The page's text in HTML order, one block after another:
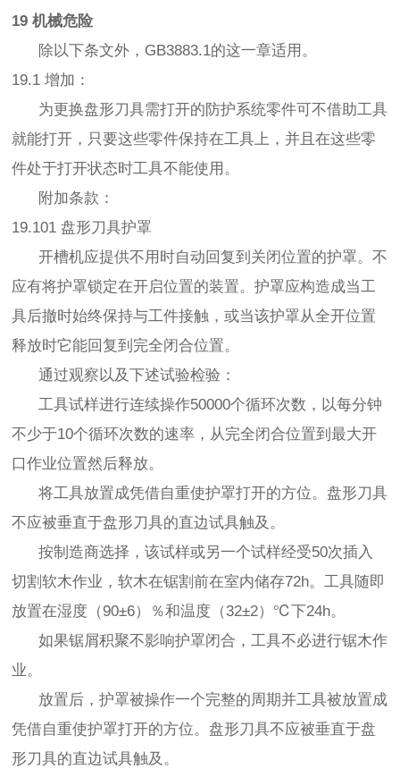
19 机械危险
除以下条文外，GB3883.1的这一章适用。
19.1 增加：
为更换盘形刀具需打开的防护系统零件可不借助工具
就能打开，只要这些零件保持在工具上，并且在这些零
件处于打开状态时工具不能使用。
附加条款：
19.101 盘形刀具护罩
开槽机应提供不用时自动回复到关闭位置的护罩。不
应有将护罩锁定在开启位置的装置。护罩应构造成当工
具后撤时始终保持与工件接触，或当该护罩从全开位置
释放时它能回复到完全闭合位置。
通过观察以及下述试验检验：
工具试样进行连续操作50000个循环次数，以每分钟
不少于10个循环次数的速率，从完全闭合位置到最大开
口作业位置然后释放。
将工具放置成凭借自重使护罩打开的方位。盘形刀具
不应被垂直于盘形刀具的直边试具触及。
按制造商选择，该试样或另一个试样经受50次插入
切割软木作业，软木在锯割前在室内储存72h。工具随即
放置在湿度（90±6）％和温度（32±2）℃下24h。
如果锯屑积聚不影响护罩闭合，工具不必进行锯木作
业。
放置后，护罩被操作一个完整的周期并工具被放置成
凭借自重使护罩打开的方位。盘形刀具不应被垂直于盘
形刀具的直边试具触及。